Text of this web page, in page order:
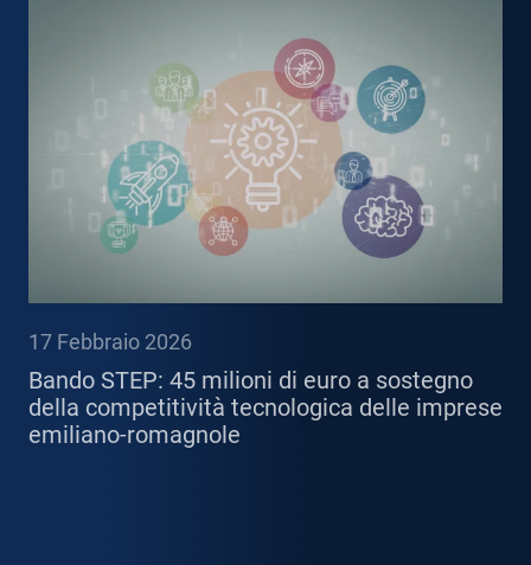
17 Febbraio 2026
Bando STEP: 45 milioni di euro a sostegno
della competitività tecnologica delle imprese
emiliano-romagnole